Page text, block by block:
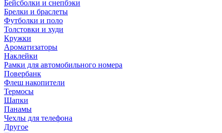
Бейсболки и снепбэки
Брелки и браслеты
Футболки и поло
Толстовки и худи
Кружки
Ароматизаторы
Наклейки
Рамки для автомобильного номера
Повербанк
Флеш накопители
Термосы
Шапки
Панамы
Чехлы для телефона
Другое